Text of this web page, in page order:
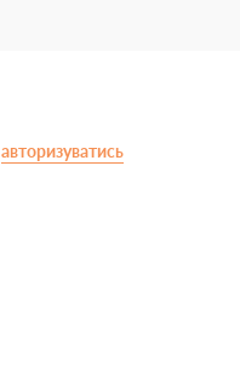
авторизуватись